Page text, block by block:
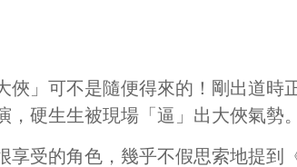
」可不是隨便得來的！剛出道
硬生生被現場「逼」出大俠氣勢。
受的角色，幾乎不假思索地提到